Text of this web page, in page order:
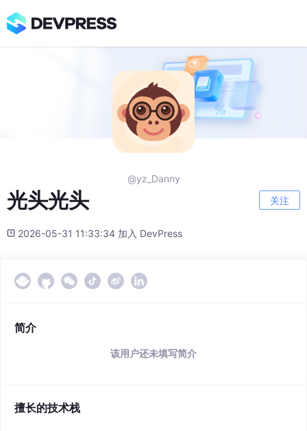
@yz_Danny
光头光头 关注
2026-05-31 11:33:34 加入 DevPress
简介
该用户还未填写简介
擅长的技术栈